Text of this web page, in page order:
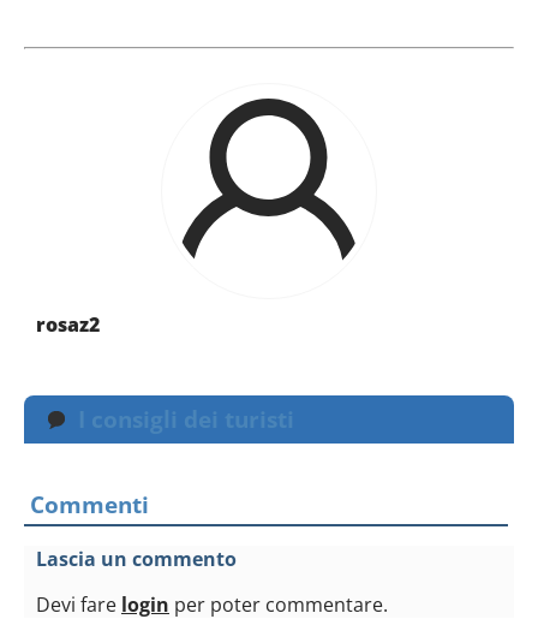
rosaz2
I consigli dei turisti
Commenti
Lascia un commento
Devi fare login per poter commentare.